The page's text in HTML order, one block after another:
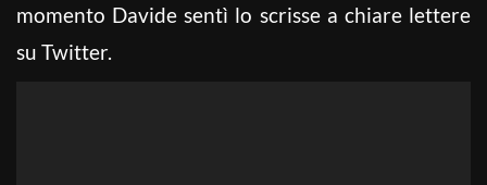
momento Davide sentì lo scrisse a chiare lettere
su Twitter.